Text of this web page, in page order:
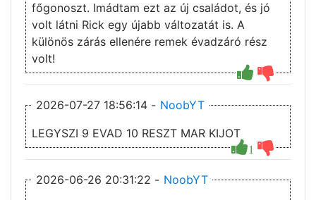
főgonoszt. Imádtam ezt az új családot, és jó
volt látni Rick egy újabb változatát is. A
különös zárás ellenére remek évadzáró rész
volt!
2026-07-27 18:56:14 - NoobYT
1
LEGYSZI 9 EVAD 10 RESZT MAR KIJOT
2026-06-26 20:31:22 - NoobYT